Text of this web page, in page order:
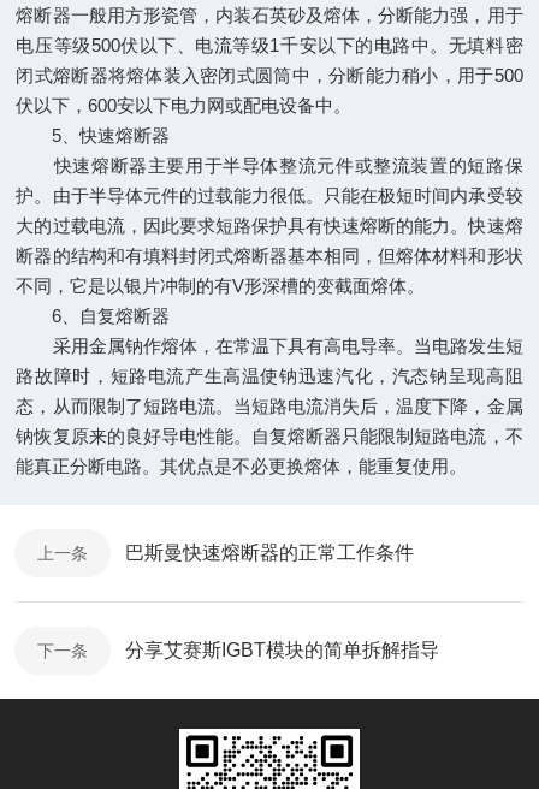
熔断器一般用方形瓷管，内装石英砂及熔体，分断能力强，用于
电压等级500伏以下、电流等级1千安以下的电路中。无填料密
闭式熔断器将熔体装入密闭式圆筒中，分断能力稍小，用于500
伏以下，600安以下电力网或配电设备中。
5、快速熔断器
快速熔断器主要用于半导体整流元件或整流装置的短路保
护。由于半导体元件的过载能力很低。只能在极短时间内承受较
大的过载电流，因此要求短路保护具有快速熔断的能力。快速熔
断器的结构和有填料封闭式熔断器基本相同，但熔体材料和形状
不同，它是以银片冲制的有V形深槽的变截面熔体。
6、自复熔断器
采用金属钠作熔体，在常温下具有高电导率。当电路发生短
路故障时，短路电流产生高温使钠迅速汽化，汽态钠呈现高阻
态，从而限制了短路电流。当短路电流消失后，温度下降，金属
钠恢复原来的良好导电性能。自复熔断器只能限制短路电流，不
能真正分断电路。其优点是不必更换熔体，能重复使用。
上一条 巴斯曼快速熔断器的正常工作条件
下一条 分享艾赛斯IGBT模块的简单拆解指导